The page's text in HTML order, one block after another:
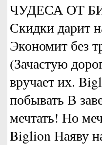
ЧУДЕСА ОТ
Скидки дарит
Экономит без
(Зачастую
вручает их.
побывать В
мечтать! Но
Biglion Наяву